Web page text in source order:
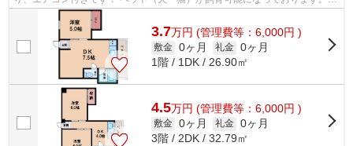
3.7万円 (管理費等：6,000円 )
敷金 0ヶ月 礼金 0ヶ月
1階 / 1DK / 26.90㎡
4.5万円 (管理費等：6,000円 )
敷金 0ヶ月 礼金 0ヶ月
3階 / 2DK / 32.79㎡